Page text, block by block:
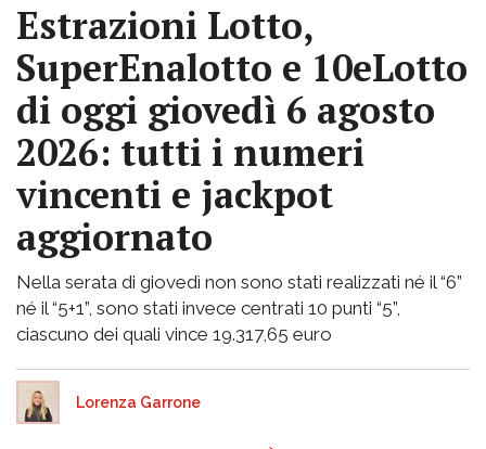
Estrazioni Lotto,
SuperEnalotto e 10eLotto
di oggi giovedì 6 agosto
2026: tutti i numeri
vincenti e jackpot
aggiornato
Nella serata di giovedì non sono stati realizzati né il “6”
né il “5+1”, sono stati invece centrati 10 punti “5”,
ciascuno dei quali vince 19.317,65 euro
Lorenza Garrone